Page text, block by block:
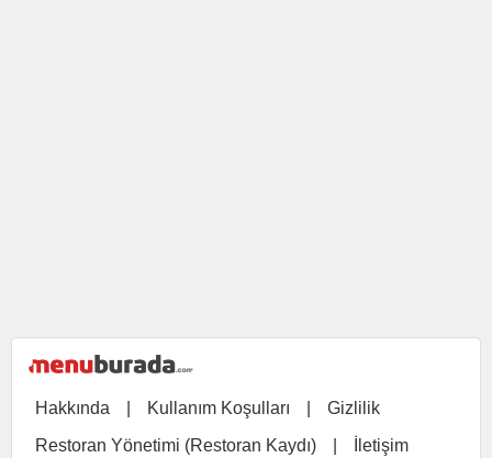
Hakkında Kullanım Koşulları
Gizlilik
Restoran Yönetimi (Restoran Kaydı)
İletişim